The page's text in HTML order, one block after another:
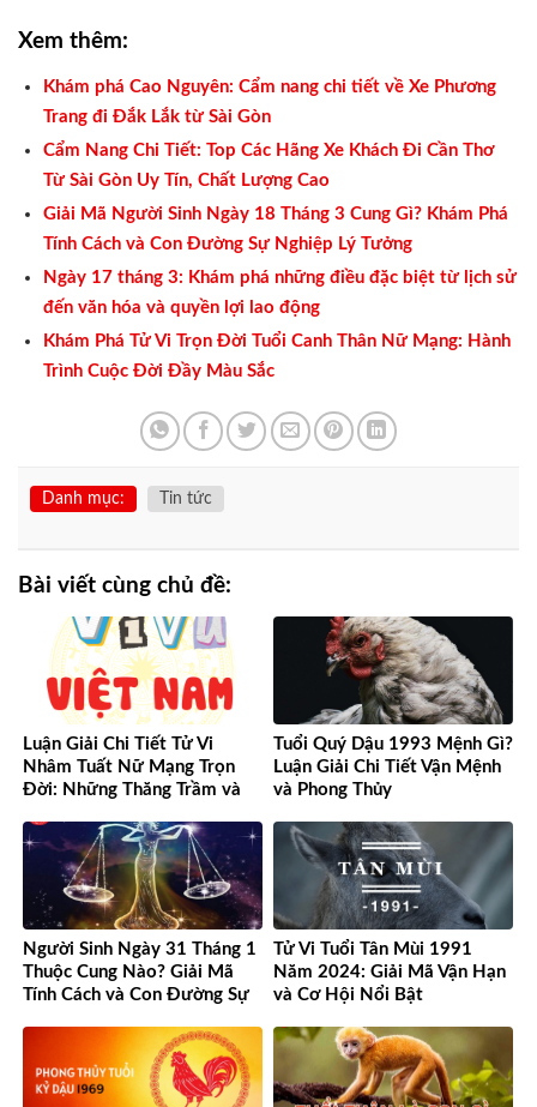
Xem thêm:
Khám phá Cao Nguyên: Cẩm nang chi tiết về Xe Phương
Trang đi Đắk Lắk từ Sài Gòn
Cẩm Nang Chi Tiết: Top Các Hãng Xe Khách Đi Cần Thơ
Từ Sài Gòn Uy Tín, Chất Lượng Cao
Giải Mã Người Sinh Ngày 18 Tháng 3 Cung Gì? Khám Phá
Tính Cách và Con Đường Sự Nghiệp Lý Tưởng
Ngày 17 tháng 3: Khám phá những điều đặc biệt từ lịch sử
đến văn hóa và quyền lợi lao động
Khám Phá Tử Vi Trọn Đời Tuổi Canh Thân Nữ Mạng: Hành
Trình Cuộc Đời Đầy Màu Sắc
Danh mục: Tin tức
Bài viết cùng chủ đề:
Luận Giải Chi Tiết Tử Vi
Nhâm Tuất Nữ Mạng Trọn
Đời: Những Thăng Trầm và
Tuổi Quý Dậu 1993 Mệnh Gì?
Luận Giải Chi Tiết Vận Mệnh
và Phong Thủy
Người Sinh Ngày 31 Tháng 1
Thuộc Cung Nào? Giải Mã
Tính Cách và Con Đường Sự
Tử Vi Tuổi Tân Mùi 1991
Năm 2024: Giải Mã Vận Hạn
và Cơ Hội Nổi Bật